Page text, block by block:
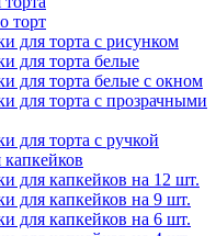
торт
для торта с рисунком
для торта белые
для торта белые с окном
для торта с прозрачными
для торта с ручкой
для капкейков на 12 шт.
для капкейков на 9 шт.
для капкейков на 6 шт.